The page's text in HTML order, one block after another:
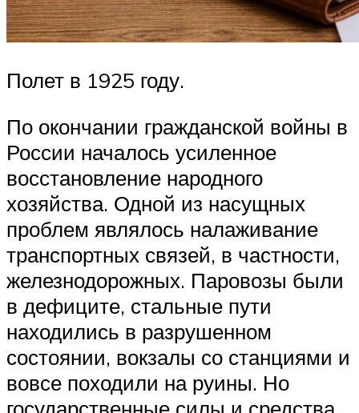
Полет в 1925 году.
По окончании гражданской войны в
России началось усиленное
восстановление народного
хозяйства. Одной из насущных
проблем являлось налаживание
транспортных связей, в частности,
железнодорожных. Паровозы были
в дефиците, стальные пути
находились в разрушенном
состоянии, вокзалы со станциями и
вовсе походили на руины. Но